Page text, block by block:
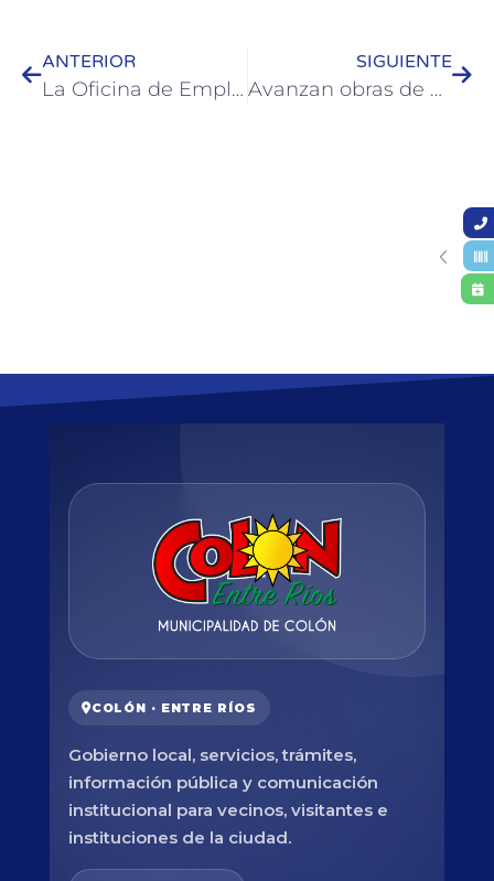
ANTERIOR
La Oficina de Empleo ofrece “Taller de Costos” para emprendedores
SIGUIENTE
Avanzan obras de cloacas, recambio de cañerías y bacheo entre otras
COLÓN · ENTRE RÍOS
Gobierno local, servicios, trámites,
información pública y comunicación
institucional para vecinos, visitantes e
instituciones de la ciudad.